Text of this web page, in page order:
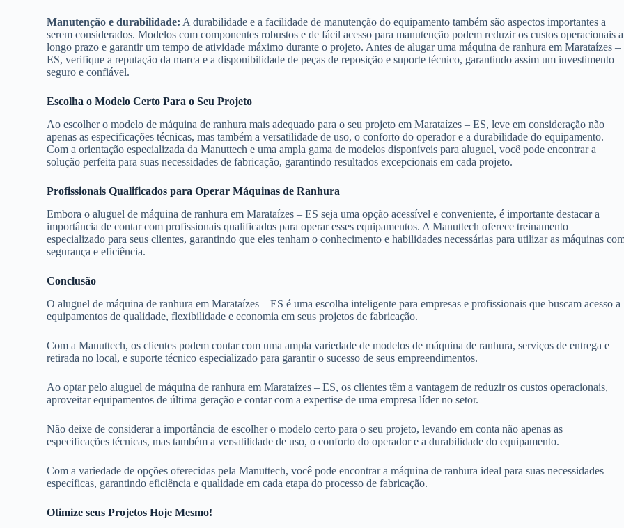
Manutenção e durabilidade: A durabilidade e a facilidade de manutenção do equipamento também são aspectos importantes a
serem considerados. Modelos com componentes robustos e de fácil acesso para manutenção podem reduzir os custos operacionais a
longo prazo e garantir um tempo de atividade máximo durante o projeto. Antes de alugar uma máquina de ranhura em Marataízes –
ES, verifique a reputação da marca e a disponibilidade de peças de reposição e suporte técnico, garantindo assim um investimento
seguro e confiável.
Escolha o Modelo Certo Para o Seu Projeto
Ao escolher o modelo de máquina de ranhura mais adequado para o seu projeto em Marataízes – ES, leve em consideração não
apenas as especificações técnicas, mas também a versatilidade de uso, o conforto do operador e a durabilidade do equipamento.
Com a orientação especializada da Manuttech e uma ampla gama de modelos disponíveis para aluguel, você pode encontrar a
solução perfeita para suas necessidades de fabricação, garantindo resultados excepcionais em cada projeto.
Profissionais Qualificados para Operar Máquinas de Ranhura
Embora o aluguel de máquina de ranhura em Marataízes – ES seja uma opção acessível e conveniente, é importante destacar a
importância de contar com profissionais qualificados para operar esses equipamentos. A Manuttech oferece treinamento
especializado para seus clientes, garantindo que eles tenham o conhecimento e habilidades necessárias para utilizar as máquinas
segurança e eficiência.
Conclusão
O aluguel de máquina de ranhura em Marataízes – ES é uma escolha inteligente para empresas e profissionais que buscam acesso a
equipamentos de qualidade, flexibilidade e economia em seus projetos de fabricação.
Com a Manuttech, os clientes podem contar com uma ampla variedade de modelos de máquina de ranhura, serviços de entrega e
retirada no local, e suporte técnico especializado para garantir o sucesso de seus empreendimentos.
Ao optar pelo aluguel de máquina de ranhura em Marataízes – ES, os clientes têm a vantagem de reduzir os custos operacionais,
aproveitar equipamentos de última geração e contar com a expertise de uma empresa líder no setor.
Não deixe de considerar a importância de escolher o modelo certo para o seu projeto, levando em conta não apenas as
especificações técnicas, mas também a versatilidade de uso, o conforto do operador e a durabilidade do equipamento.
Com a variedade de opções oferecidas pela Manuttech, você pode encontrar a máquina de ranhura ideal para suas necessidades
específicas, garantindo eficiência e qualidade em cada etapa do processo de fabricação.
Otimize seus Projetos Hoje Mesmo!